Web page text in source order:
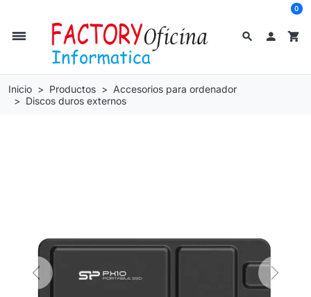
search
dehaze  shopping_cart
0
Inicio Productos
Accesorios para ordenador
Discos duros externos
Previous Next